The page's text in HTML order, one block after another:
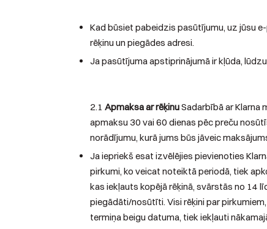
Kad būsiet pabeidzis pasūtījumu, uz jūsu
rēķinu un piegādes adresi.
Ja pasūtījuma apstiprinājumā ir kļūda,
2.1 Apmaksa ar rēķinuSadarbībā ar Klarna
apmaksu 30 vai 60 dienas pēc preču
norādījumu, kurā jums būs jāveic
Ja iepriekš esat izvēlējies pievienoties
pirkumi, ko veicat noteiktā periodā, tiek
kas iekļauts kopējā rēķinā, svārstās no 14
piegādāti/nosūtīti. Visi rēķini par
termiņa beigu datuma, tiek iekļauti